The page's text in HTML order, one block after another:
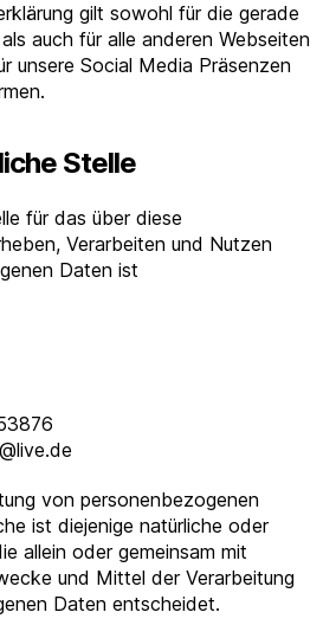
gilt sowohl für die gerade
auch für alle anderen Webseiten
unsere Social Media Präsenzen
Stelle
für das über diese
Verarbeiten und Nutzen
Daten ist
von personenbezogenen
ist diejenige natürliche oder
allein oder gemeinsam mit
und Mittel der Verarbeitung
Daten entscheidet.